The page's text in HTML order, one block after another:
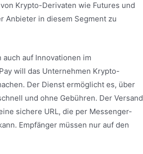
Krypto-Derivaten wie Futures und
Anbieter in diesem Segment zu
auf Innovationen im
will das Unternehmen Krypto-
Der Dienst ermöglicht es, über
und ohne Gebühren. Der Versand
sichere URL, die per Messenger-
Empfänger müssen nur auf den